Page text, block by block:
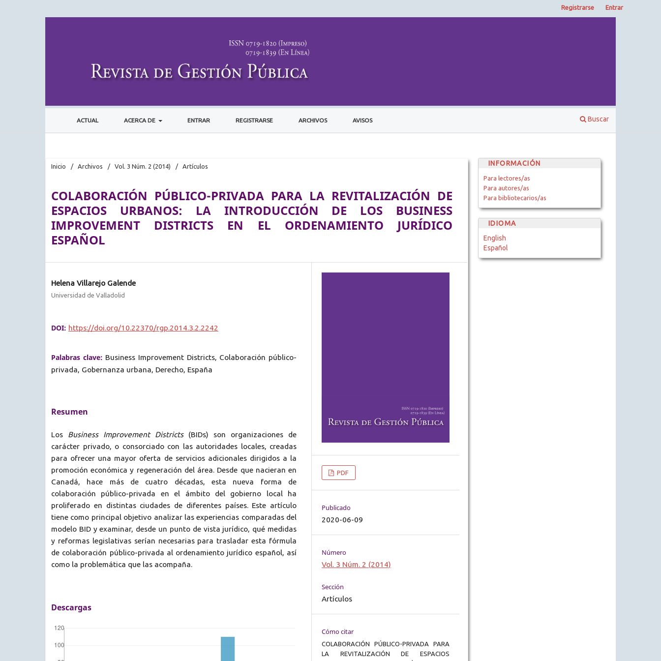
ACTUAL ACERCA DE ENTRAR REGISTRARSE ARCHIVOS AVISOS Buscar
Registrarse Entrar
Inicio / Archivos / Vol. 3 Núm. 2 (2014) / Artículos
COLABORACIÓN PÚBLICO-PRIVADA PARA LA REVITALIZACIÓN DE
ESPACIOS URBANOS: LA INTRODUCCIÓN DE LOS BUSINESS
IMPROVEMENT DISTRICTS EN EL ORDENAMIENTO JURÍDICO
ESPAÑOL
Helena Villarejo Galende
Universidad de Valladolid
DOI: https://doi.org/10.22370/rgp.2014.3.2.2242
Palabras clave: Business Improvement Districts, Colaboración público-
privada, Gobernanza urbana, Derecho, España
Resumen
Los Business Improvement Districts (BIDs) son organizaciones de
carácter privado, o consorciado con las autoridades locales, creadas
para ofrecer una mayor oferta de servicios adicionales dirigidos a la
promoción económica y regeneración del área. Desde que nacieran en
Canadá, hace más de cuatro décadas, esta nueva forma de
colaboración público-privada en el ámbito del gobierno local ha
proliferado en distintas ciudades de diferentes países. Este artículo
tiene como principal objetivo analizar las experiencias comparadas del
modelo BID y examinar, desde un punto de vista jurídico, qué medidas
y reformas legislativas serían necesarias para trasladar esta fórmula
de colaboración público-privada al ordenamiento jurídico español, así
como la problemática que las acompaña.
Descargas
PDF
Publicado
2020-06-09
Número
Vol. 3 Núm. 2 (2014)
Sección
Artículos
Cómo citar
COLABORACIÓN PÚBLICO-PRIVADA PARA
LA REVITALIZACIÓN DE ESPACIOS
INFORMACIÓN
Para lectores/as
Para autores/as
Para bibliotecarios/as
IDIOMA
English
Español